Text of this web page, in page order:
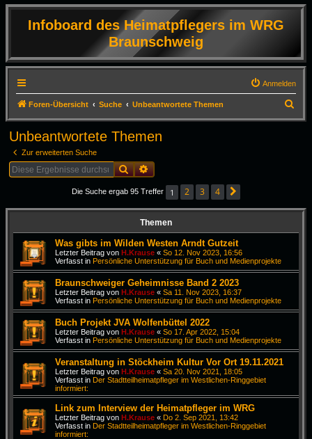
Infoboard des Heimatpflegers im WRG
Braunschweig
Anmelden
Foren-Übersicht Suche Unbeantwortete Themen
u
Unbeantwortete Themen
Zur erweiterten Suche
SucheErweiterte Suche
Die Suche ergab 95 Treffer 1 2 3 4
Themen
Was gibts im Wilden Westen Arndt Gutzeit
Letzter Beitrag von H.Krause « So 12. Nov 2023, 16:56
Verfasst in Persönliche Unterstützung für Buch und Medienprojekte
Braunschweiger Geheimnisse Band 2 2023
Letzter Beitrag von H.Krause « Sa 11. Nov 2023, 16:37
Verfasst in Persönliche Unterstützung für Buch und Medienprojekte
Buch Projekt JVA Wolfenbüttel 2022
Letzter Beitrag von H.Krause « So 17. Apr 2022, 15:04
Verfasst in Persönliche Unterstützung für Buch und Medienprojekte
Veranstaltung in Stöckheim Kultur Vor Ort 19.11.2021
Letzter Beitrag von H.Krause « Sa 20. Nov 2021, 18:05
Verfasst in Der Stadtteilheimatpfleger im Westlichen-Ringgebiet
informiert:
Link zum Interview der Heimatpfleger im WRG
Letzter Beitrag von H.Krause « Do 2. Sep 2021, 13:42
Verfasst in Der Stadtteilheimatpfleger im Westlichen-Ringgebiet
informiert: